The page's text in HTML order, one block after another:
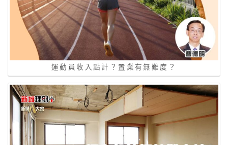
運動員收入點計？置業有無難度？